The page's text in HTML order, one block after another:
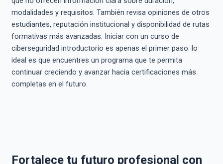
modalidades y requisitos. También revisa opiniones de otros
estudiantes, reputación institucional y disponibilidad de rutas
formativas más avanzadas. Iniciar con un curso de
ciberseguridad introductorio es apenas el primer paso: lo
ideal es que encuentres un programa que te permita
continuar creciendo y avanzar hacia certificaciones más
completas en el futuro.
Fortalece tu futuro profesional con